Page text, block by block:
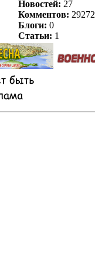
Новостей: 27
Комментов: 29272
Блоги: 0
Статьи: 1